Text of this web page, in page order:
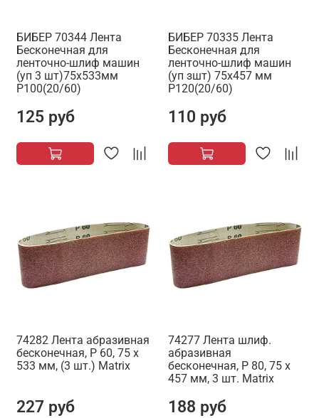
БИБЕР 70344 Лента
Бесконечная для
ленточно-шлиф машин
(уп 3 шт)75х533мм
Р100(20/60)
125 руб
БИБЕР 70335 Лента
Бесконечная для
ленточно-шлиф машин
(уп зшт) 75х457 мм
Р120(20/60)
110 руб
74282 Лента абразивная
бесконечная, P 60, 75 х
533 мм, (3 шт.) Matrix
227 руб
74277 Лента шлиф.
абразивная
бесконечная, P 80, 75 х
457 мм, 3 шт. Matrix
188 руб